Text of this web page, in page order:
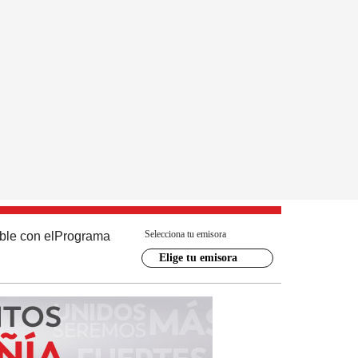
con el Programa Selecciona tu emisora
Elige tu emisora